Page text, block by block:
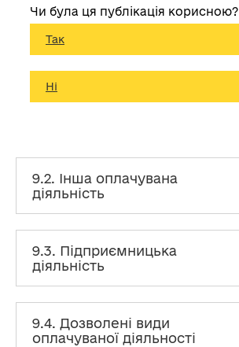
Чи була ця публікація корисною?
Так
Ні
9.2. Інша оплачувана
діяльність
9.3. Підприємницька
діяльність
9.4. Дозволені види
оплачуваної діяльності